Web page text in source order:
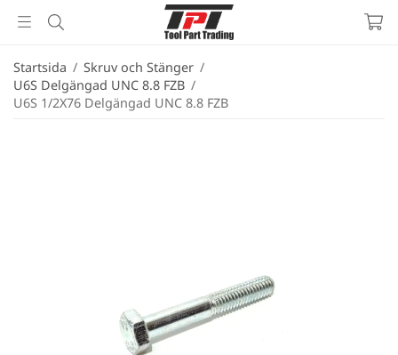
Startsida / Skruv och Stänger /
U6S Delgängad UNC 8.8 FZB /
U6S 1/2X76 Delgängad UNC 8.8 FZB